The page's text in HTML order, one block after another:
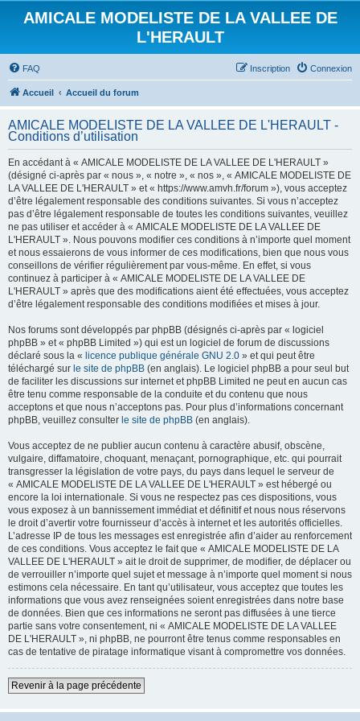
AMICALE MODELISTE DE LA VALLEE DE
L'HERAULT
FAQ Connexion
Inscription
Accueil Accueil du forum
AMICALE MODELISTE DE LA VALLEE DE L'HERAULT -
Conditions d’utilisation
En accédant à « AMICALE MODELISTE DE LA VALLEE DE L'HERAULT »
(désigné ci-après par « nous », « notre », « nos », « AMICALE MODELISTE DE
LA VALLEE DE L'HERAULT » et « https://www.amvh.fr/forum »), vous acceptez
d’être légalement responsable des conditions suivantes. Si vous n’acceptez
pas d’être légalement responsable de toutes les conditions suivantes, veuillez
ne pas utiliser et accéder à « AMICALE MODELISTE DE LA VALLEE DE
L'HERAULT ». Nous pouvons modifier ces conditions à n’importe quel moment
et nous essaierons de vous informer de ces modifications, bien que nous vous
conseillons de vérifier régulièrement par vous-même. En effet, si vous
continuez à participer à « AMICALE MODELISTE DE LA VALLEE DE
L'HERAULT » après que des modifications aient été effectuées, vous acceptez
d’être légalement responsable des conditions modifiées et mises à jour.
Nos forums sont développés par phpBB (désignés ci-après par « logiciel
phpBB » et « phpBB Limited ») qui est un logiciel de forum de discussions
déclaré sous la « licence publique générale GNU 2.0 » et qui peut être
téléchargé sur le site de phpBB (en anglais). Le logiciel phpBB a pour seul but
de faciliter les discussions sur internet et phpBB Limited ne peut en aucun cas
être tenu comme responsable de la conduite et du contenu que nous
acceptons et que nous n’acceptons pas. Pour plus d’informations concernant
phpBB, veuillez consulter le site de phpBB (en anglais).
Vous acceptez de ne publier aucun contenu à caractère abusif, obscène,
vulgaire, diffamatoire, choquant, menaçant, pornographique, etc. qui pourrait
transgresser la législation de votre pays, du pays dans lequel le serveur de
« AMICALE MODELISTE DE LA VALLEE DE L'HERAULT » est hébergé ou
encore la loi internationale. Si vous ne respectez pas ces dispositions, vous
vous exposez à un bannissement immédiat et définitif et nous nous réservons
le droit d’avertir votre fournisseur d’accès à internet et les autorités officielles.
L’adresse IP de tous les messages est enregistrée afin d’aider au renforcement
de ces conditions. Vous acceptez le fait que « AMICALE MODELISTE DE LA
VALLEE DE L'HERAULT » ait le droit de supprimer, de modifier, de déplacer ou
de verrouiller n’importe quel sujet et message à n’importe quel moment si nous
estimons cela nécessaire. En tant qu’utilisateur, vous acceptez que toutes les
informations que vous avez renseignées soient enregistrées dans notre base
de données. Bien que ces informations ne seront pas diffusées à une tierce
partie sans votre consentement, ni « AMICALE MODELISTE DE LA VALLEE
DE L'HERAULT », ni phpBB, ne pourront être tenus comme responsables en
cas de tentative de piratage informatique visant à compromettre vos données.
Revenir à la page précédente